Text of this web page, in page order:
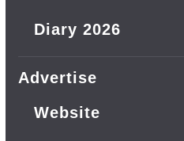
Diary 2026
Advertise
Website